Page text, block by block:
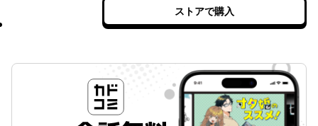
ストアで購入